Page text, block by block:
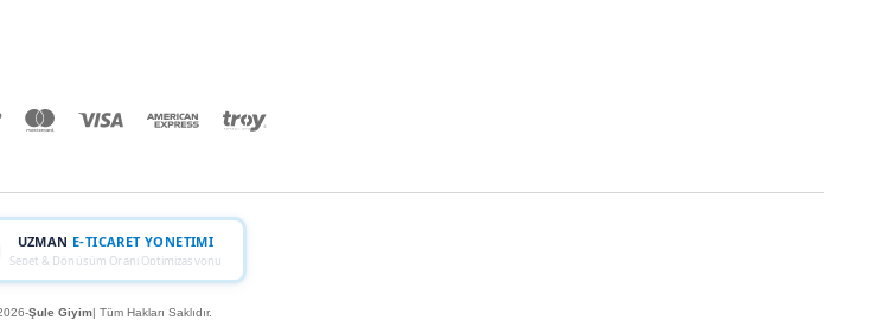
UZMAN E-TICARET YONETIMI
Sepet & Dönüşüm Oranı Optimizasyonu
Şule Giyim| Tüm Hakları Saklıdır.